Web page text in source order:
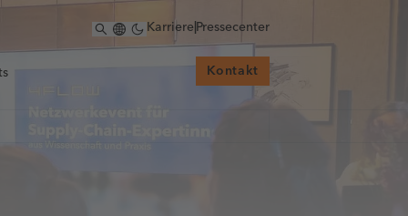
Kontakt
Karriere Pressecenter